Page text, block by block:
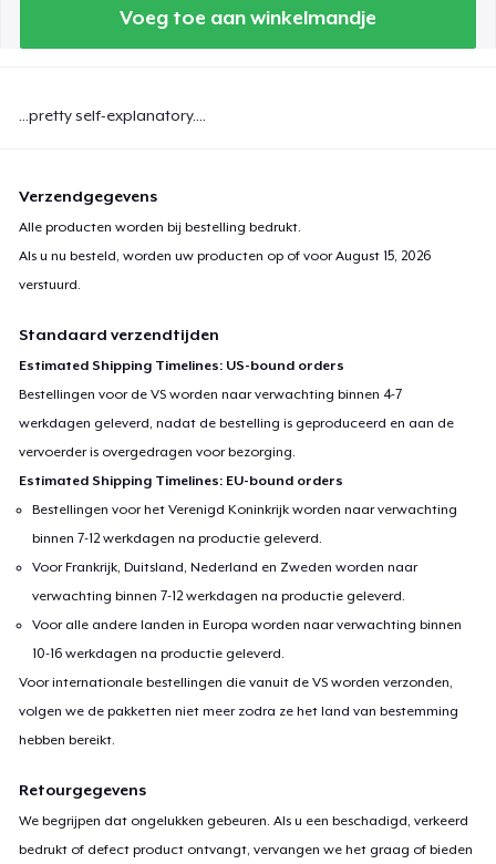
Voeg toe aan winkelmandje
...pretty self-explanatory....
Verzendgegevens
Alle producten worden bij bestelling bedrukt.
Als u nu besteld, worden uw producten op of voorAugust 15, 2026
verstuurd.
Standaard verzendtijden
Estimated Shipping Timelines: US-bound orders
Bestellingen voor de VS worden naar verwachting binnen 4-7
werkdagen geleverd, nadat de bestelling is geproduceerd en aan de
vervoerder is overgedragen voor bezorging.
Estimated Shipping Timelines: EU-bound orders
Bestellingen voor het Verenigd Koninkrijk worden naar verwachting
binnen 7-12 werkdagen na productie geleverd.
Voor Frankrijk, Duitsland, Nederland en Zweden worden naar
verwachting binnen 7-12 werkdagen na productie geleverd.
Voor alle andere landen in Europa worden naar verwachting binnen
10-16 werkdagen na productie geleverd.
Voor internationale bestellingen die vanuit de VS worden verzonden,
volgen we de pakketten niet meer zodra ze het land van bestemming
hebben bereikt.
Retourgegevens
We begrijpen dat ongelukken gebeuren. Als u een beschadigd, verkeerd
bedrukt of defect product ontvangt, vervangen we het graag of bieden